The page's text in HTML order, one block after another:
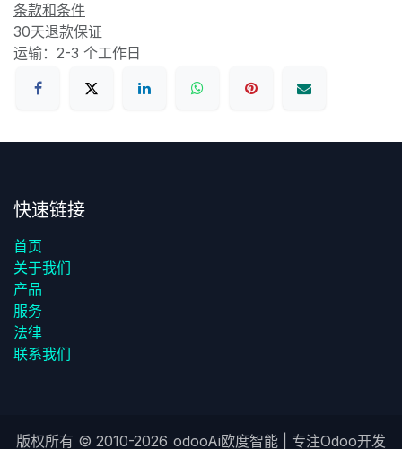
条款和条件
30天退款保证
运输：2-3 个工作日
快速链接
首页
关于我们
产品
服务
法律
联系我们
版权所有 © 2010-2026 odooAi欧度智能 | 专注Odoo开发